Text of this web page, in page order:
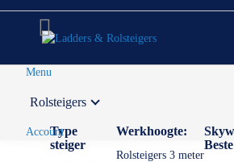
Menu
Rolsteigers
Type
steiger
Werkhoogte:
Rolsteigers 3 meter
Account